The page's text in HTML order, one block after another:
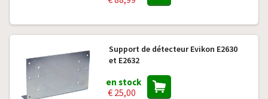
Support de détecteur Evikon E2630
et E2632
en stock
€ 25,00